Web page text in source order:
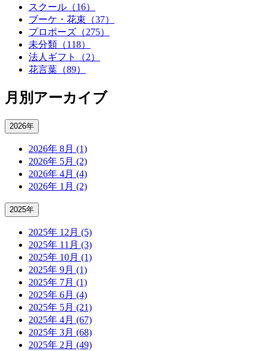
スクール（16）
ブーケ・花束（37）
プロポーズ（275）
未分類（118）
法人ギフト（2）
花言葉（89）
月別アーカイブ
2026年
2026年 8月 (1)
2026年 5月 (2)
2026年 4月 (4)
2026年 1月 (2)
2025年
2025年 12月 (5)
2025年 11月 (3)
2025年 10月 (1)
2025年 9月 (1)
2025年 7月 (1)
2025年 6月 (4)
2025年 5月 (21)
2025年 4月 (67)
2025年 3月 (68)
2025年 2月 (49)